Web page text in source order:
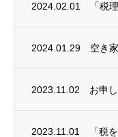
2024.02.01
2024.01.29
2023.11.02
2023.11.01